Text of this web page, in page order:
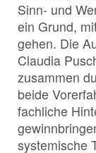
Sinn- und
ein Grund,
gehen. Die
Claudia
zusammen
beide
fachliche
systemische